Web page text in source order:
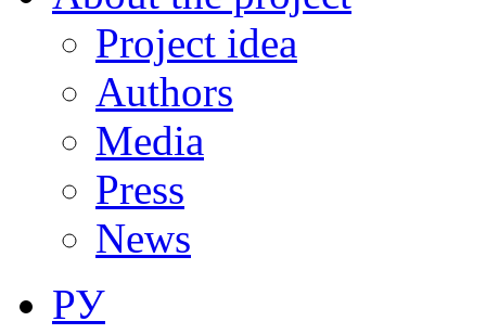
Project idea
Authors
Media
Press
News
РУ